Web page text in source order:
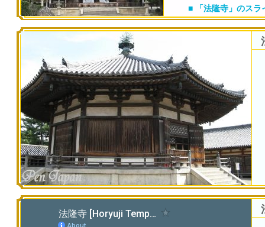
■ 「法隆寺」のスラ